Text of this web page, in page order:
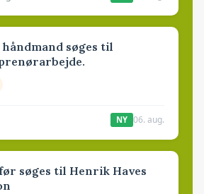
søges til
NY 06. aug.
søges til Henrik Haves